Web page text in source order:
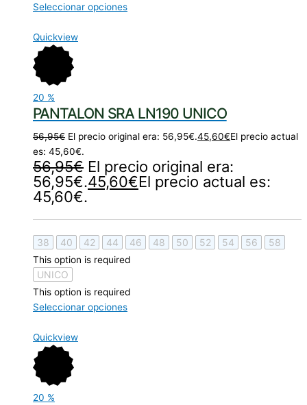
Seleccionar opciones
Quickview
20 %
PANTALON SRA LN190 UNICO
56,95€ El precio original era: 56,95€.45,60€El precio actual
es: 45,60€.
56,95€ El precio original era:
56,95€.45,60€El precio actual es:
45,60€.
38 40 42 44 46 48 50 52 54 56 58
This option is required
UNICO
This option is required
Seleccionar opciones
Quickview
20 %